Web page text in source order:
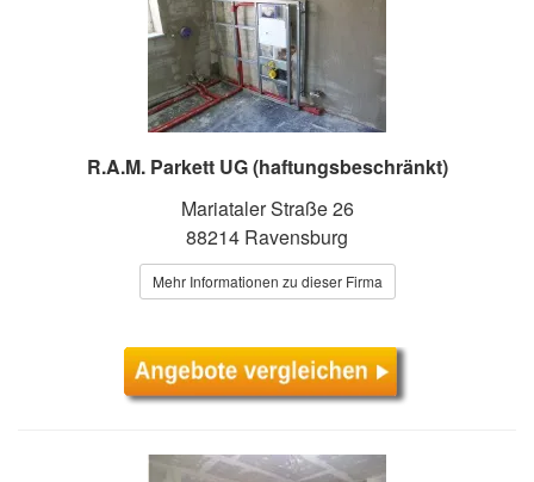
R.A.M. Parkett UG (haftungsbeschränkt)
Mariataler Straße 26
88214 Ravensburg
Mehr Informationen zu dieser Firma